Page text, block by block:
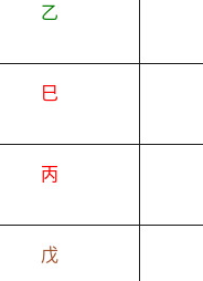
乙
巳
丙
戊